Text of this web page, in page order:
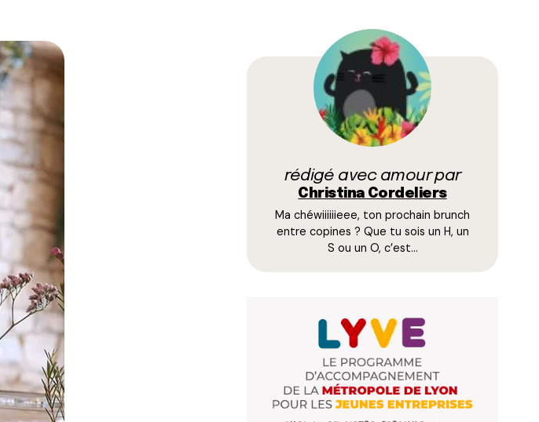
rédigé avec amour par
Christina Cordeliers
Ma chéwiiiiiieee, ton prochain brunch
entre copines ? Que tu sois un H, un
S ou un O, c’est…